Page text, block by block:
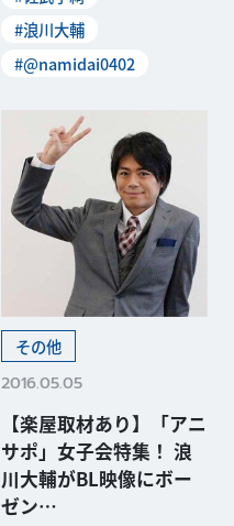
#浪川大輔
#@namidai0402
その他
2016.05.05
【楽屋取材あり】「アニ
サポ」女子会特集！ 浪
川大輔がBL映像にボー
ゼン…